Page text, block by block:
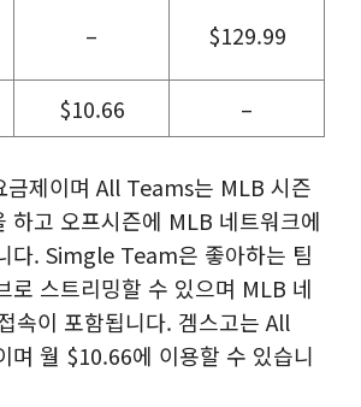
– $129.99
$10.66 –
금제이며 All Teams는 MLB 시즌
하고 오프시즌에 MLB 네트워크에
다. Simgle Team은 좋아하는 팀
로 스트리밍할 수 있으며 MLB 네
속이 포함됩니다. 겜스고는 All
며 월 $10.66에 이용할 수 있습니